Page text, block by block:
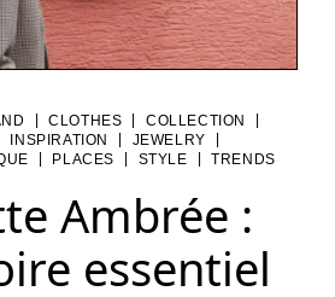
CLOTHES COLLECTION
INSPIRATION JEWELRY
PLACES STYLE
TRENDS
Ambrée :
essentiel